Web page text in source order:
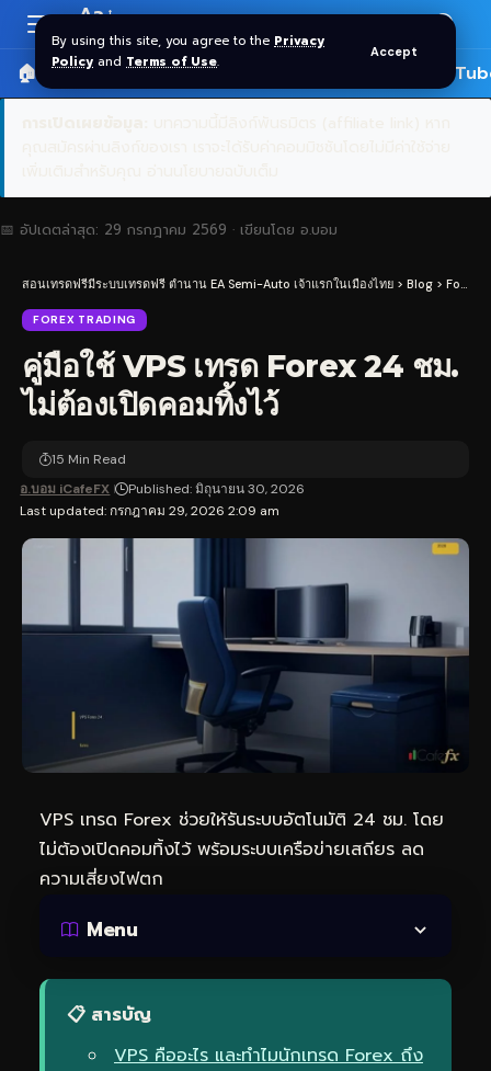
By using this site, you agree to the Privacy
Policy and Terms of Use.
Accept
Resizer
Aa
🏠 หน้าแรก ราคาทอง SPDR 🎬
📅 อัปเดตล่าสุด: 29 กรกฎาคม 2569 · เขียนโดย อ.บอม
สอนเทรดฟรีมีระบบเทรดฟรี ตำนาน EA Semi-Auto เจ้าแรกในเมืองไทย > Blog > Forex Trading
FOREX TRADING
คู่มือใช้ VPS เทรด Forex 24 ชม.
ไม่ต้องเปิดคอมทิ้งไว้
Last updated: กรกฎาคม 29, 2026 2:09 am
อ.บอม iCafeFX Published: มิถุนายน 30, 2026
15 Min Read
VPS เทรด Forex ช่วยให้รันระบบอัตโนมัติ 24 ชม. โดย
ไม่ต้องเปิดคอมทิ้งไว้ พร้อมระบบเครือข่ายเสถียร ลด
ความเสี่ยงไฟตก
Menu
📋 สารบัญ
VPS คืออะไร และทำไมนักเทรด Forex ถึง